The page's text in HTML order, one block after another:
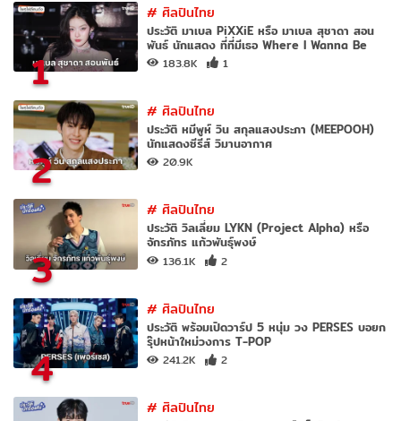
1
#ศิลปินไทย
ประวัติ มาเบล PiXXiE หรือ มาเบล สุชาดา สอน
พันธ์ นักแสดง ที่ที่มีเธอ Where I Wanna Be
183.8K 1
2
#ศิลปินไทย
ประวัติ หมีพูห์ วิน สกุลแสงประภา (MEEPOOH)
นักแสดงซีรีส์ วิมานอากาศ
20.9K
3
#ศิลปินไทย
ประวัติ วิลเลี่ยม LYKN (Project Alpha) หรือ
จักรภัทร แก้วพันธุ์พงษ์
136.1K 2
4
#ศิลปินไทย
ประวัติ พร้อมเปิดวาร์ป 5 หนุ่ม วง PERSES บอยก
รุ๊ปหน้าใหม่วงการ T-POP
241.2K 2
#ศิลปินไทย